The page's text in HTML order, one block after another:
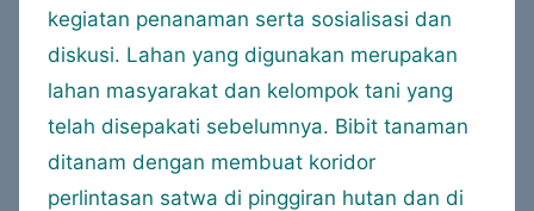
kegiatan penanaman serta sosialisasi dan
diskusi. Lahan yang digunakan merupakan
lahan masyarakat dan kelompok tani yang
telah disepakati sebelumnya. Bibit tanaman
ditanam dengan membuat koridor
perlintasan satwa di pinggiran hutan dan di